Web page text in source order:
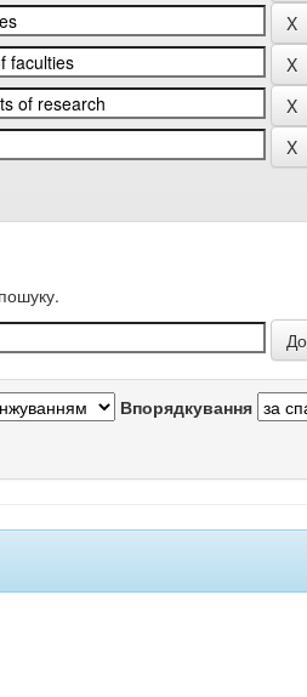
Впорядкування